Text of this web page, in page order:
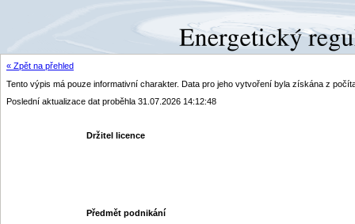
« Zpět na přehled
Tento výpis má pouze informativní charakter. Data pro jeho vytvoření byla získána z
Poslední aktualizace dat proběhla 31.07.2026 14:12:48
Držitel licence
Předmět podnikání